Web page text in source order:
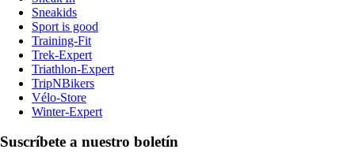
Sneakids
Sport is good
Training-Fit
Trek-Expert
Triathlon-Expert
TripNBikers
Vélo-Store
Winter-Expert
Suscríbete a nuestro boletín